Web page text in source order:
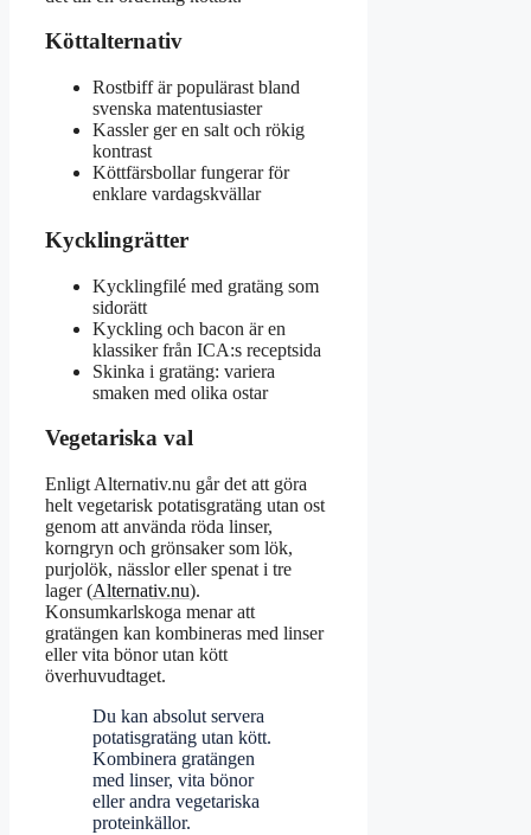
Köttalternativ
Rostbiff är populärast bland
svenska matentusiaster
Kassler ger en salt och rökig
kontrast
Köttfärsbollar fungerar för
enklare vardagskvällar
Kycklingrätter
Kycklingfilé med gratäng som
sidorätt
Kyckling och bacon är en
klassiker från ICA:s receptsida
Skinka i gratäng: variera
smaken med olika ostar
Vegetariska val
Enligt Alternativ.nu går det att göra
helt vegetarisk potatisgratäng utan ost
genom att använda röda linser,
korngryn och grönsaker som lök,
purjolök, nässlor eller spenat i tre
lager (Alternativ.nu).
Konsumkarlskoga menar att
gratängen kan kombineras med linser
eller vita bönor utan kött
överhuvudtaget.
Du kan absolut servera
potatisgratäng utan kött.
Kombinera gratängen
med linser, vita bönor
eller andra vegetariska
proteinkällor.